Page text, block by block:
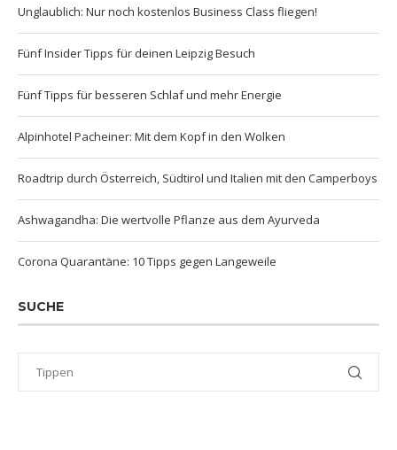
Unglaublich: Nur noch kostenlos Business Class fliegen!
Fünf Insider Tipps für deinen Leipzig Besuch
Fünf Tipps für besseren Schlaf und mehr Energie
Alpinhotel Pacheiner: Mit dem Kopf in den Wolken
Roadtrip durch Österreich, Südtirol und Italien mit den Camperboys
Ashwagandha: Die wertvolle Pflanze aus dem Ayurveda
Corona Quarantäne: 10 Tipps gegen Langeweile
SUCHE